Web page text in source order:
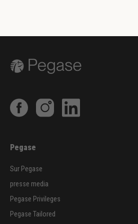
Pegase
Sur Pegase
presse media
Pegase Privileges
Pegase Tailored